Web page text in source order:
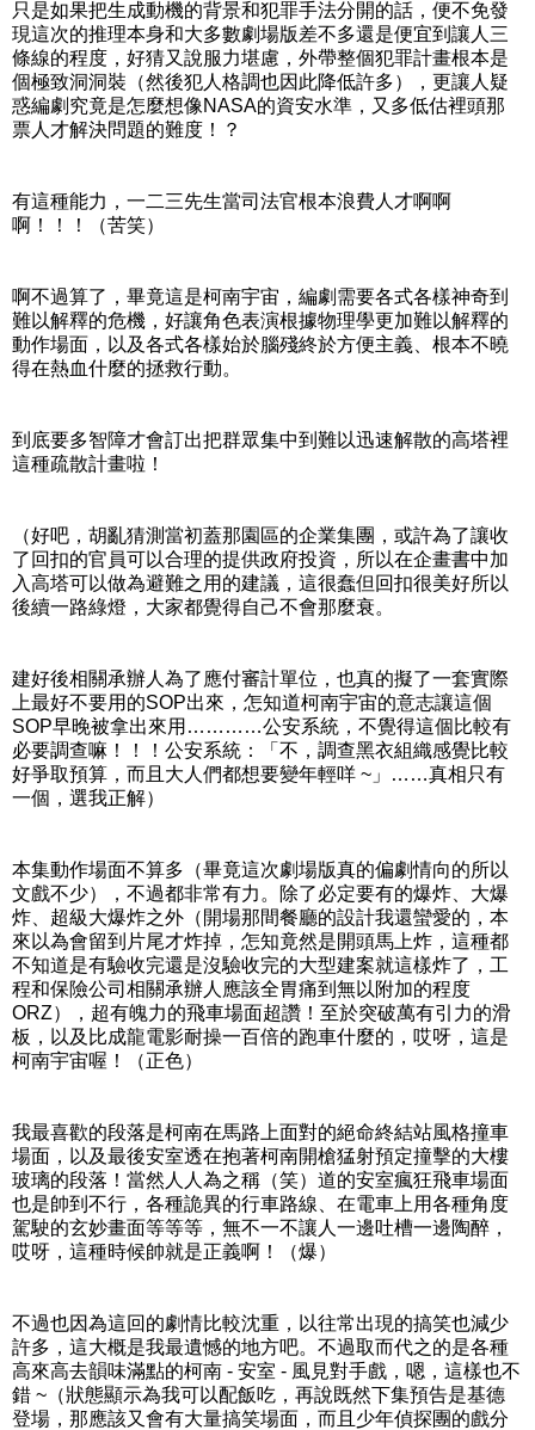
只是如果把生成動機的背景和犯罪手法分開的話，便不免發
現這次的推理本身和大多數劇場版差不多還是便宜到讓人三
條線的程度，好猜又說服力堪慮，外帶整個犯罪計畫根本是
個極致洞洞裝（然後犯人格調也因此降低許多），更讓人疑
惑編劇究竟是怎麼想像NASA的資安水準，又多低估裡頭那
票人才解決問題的難度！？
有這種能力，一二三先生當司法官根本浪費人才啊啊
啊！！！（苦笑）
啊不過算了，畢竟這是柯南宇宙，編劇需要各式各樣神奇到
難以解釋的危機，好讓角色表演根據物理學更加難以解釋的
動作場面，以及各式各樣始於腦殘終於方便主義、根本不曉
得在熱血什麼的拯救行動。
到底要多智障才會訂出把群眾集中到難以迅速解散的高塔裡
這種疏散計畫啦！
（好吧，胡亂猜測當初蓋那園區的企業集團，或許為了讓收
了回扣的官員可以合理的提供政府投資，所以在企畫書中加
入高塔可以做為避難之用的建議，這很蠢但回扣很美好所以
後續一路綠燈，大家都覺得自己不會那麼衰。
建好後相關承辦人為了應付審計單位，也真的擬了一套實際
上最好不要用的SOP出來，怎知道柯南宇宙的意志讓這個
SOP早晚被拿出來用…………公安系統，不覺得這個比較有
必要調查嘛！！！公安系統：「不，調查黑衣組織感覺比較
好爭取預算，而且大人們都想要變年輕咩 ~」……真相只有
一個，選我正解）
本集動作場面不算多（畢竟這次劇場版真的偏劇情向的所以
文戲不少），不過都非常有力。除了必定要有的爆炸、大爆
炸、超級大爆炸之外（開場那間餐廳的設計我還蠻愛的，本
來以為會留到片尾才炸掉，怎知竟然是開頭馬上炸，這種都
不知道是有驗收完還是沒驗收完的大型建案就這樣炸了，工
程和保險公司相關承辦人應該全胃痛到無以附加的程度
ORZ），超有魄力的飛車場面超讚！至於突破萬有引力的滑
板，以及比成龍電影耐操一百倍的跑車什麼的，哎呀，這是
柯南宇宙喔！（正色）
我最喜歡的段落是柯南在馬路上面對的絕命終結站風格撞車
場面，以及最後安室透在抱著柯南開槍猛射預定撞擊的大樓
玻璃的段落！當然人人為之稱（笑）道的安室瘋狂飛車場面
也是帥到不行，各種詭異的行車路線、在電車上用各種角度
駕駛的玄妙畫面等等等，無不一不讓人一邊吐槽一邊陶醉，
哎呀，這種時候帥就是正義啊！（爆）
不過也因為這回的劇情比較沈重，以往常出現的搞笑也減少
許多，這大概是我最遺憾的地方吧。不過取而代之的是各種
高來高去韻味滿點的柯南 - 安室 - 風見對手戲，嗯，這樣也不
錯 ~（狀態顯示為我可以配飯吃，再說既然下集預告是基德
登場，那應該又會有大量搞笑場面，而且少年偵探團的戲分